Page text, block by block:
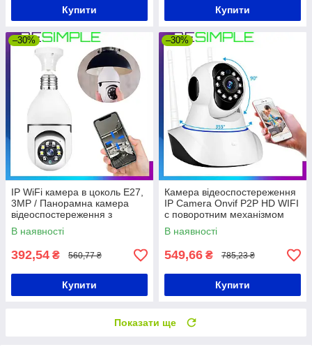
Купити Купити
–30%
IP WiFi камера в цоколь Е27,
3MP / Панорамна камера
відеоспостереження з
датчиком руху / Камера-
лампочка
В наявності
392,54 ₴ 560,77 ₴
Купити
–30%
Камера відеоспостереження
IP Camera Onvif P2P HD WIFI
c поворотним механізмом
В наявності
549,66 ₴ 785,23 ₴
Купити
Показати ще